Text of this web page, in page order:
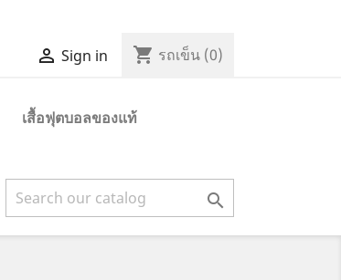
 Sign in shopping_cart รถเข็น (0)
เสื้อฟุตบอลของแท้
